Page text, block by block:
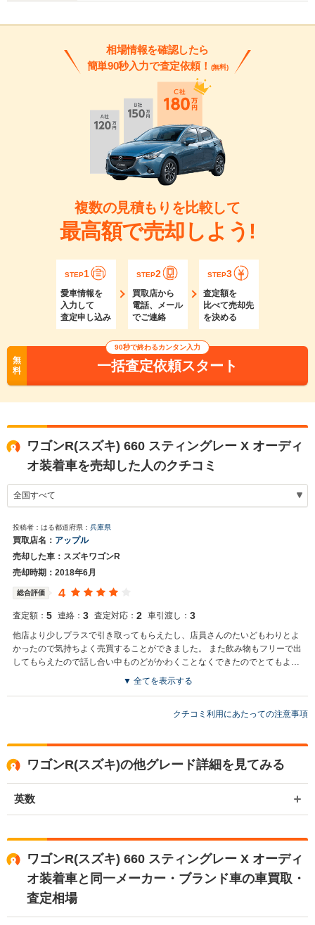
相場情報を確認したら
簡単90秒入力で査定依頼！ (無料)
複数の見積もりを比較して
最高額で売却しよう!
STEP1
愛車情報を
入力して
査定申し込み
STEP2
買取店から
電話、メール
でご連絡
STEP3
査定額を
比べて売却先
を決める
無
料
90秒で終わるカンタン入力
一括査定依頼スタート
ワゴンR(スズキ) 660 スティングレー X オーディ
オ装着車を売却した人のクチコミ
投稿者：はる都道府県： 兵庫県
買取店名： アップル
売却した車：スズキワゴンR
売却時期：2018年6月
総合評価 4
査定額： 5 連絡： 3 査定対応： 2 車引渡し： 3
他店より少しプラスで引き取ってもらえたし、店員さんのたいどもわりとよ
かったので気持ちよく売買することができました。 また飲み物もフリーで出
してもらえたので話し合い中ものどがかわくことなくできたのでとてもよか
▼ 全てを表示する
クチコミ利用にあたっての注意事項
ワゴンR(スズキ)の他グレード詳細を見てみる
英数
ワゴンR(スズキ) 660 スティングレー X オーディ
オ装着車と同一メーカー・ブランド車の車買取・
査定相場